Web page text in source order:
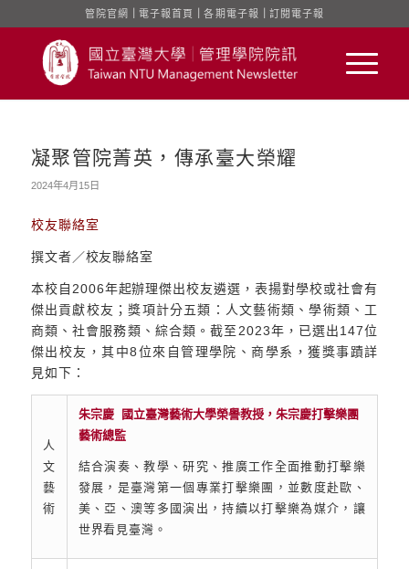
管院官網 電子報首頁 ｜各期電子報 訂閱電子報
凝聚管院菁英，傳承臺大榮耀
2024年4月15日
校友聯絡室
撰文者／校友聯絡室
本校自2006年起辦理傑出校友遴選，表揚對學校或社會有
傑出貢獻校友；獎項計分五類：人文藝術類、學術類、工
商類、社會服務類、綜合類。截至2023年，已選出147位
傑出校友，其中8位來自管理學院、商學系，獲獎事蹟詳
見如下：
人
文
藝
術
朱宗慶 國立臺灣藝術大學榮譽教授，朱宗慶打擊樂團
藝術總監
結合演奏、教學、研究、推廣工作全面推動打擊樂
發展，是臺灣第一個專業打擊樂團，並數度赴歐、
美、亞、澳等多國演出，持續以打擊樂為媒介，讓
世界看見臺灣。